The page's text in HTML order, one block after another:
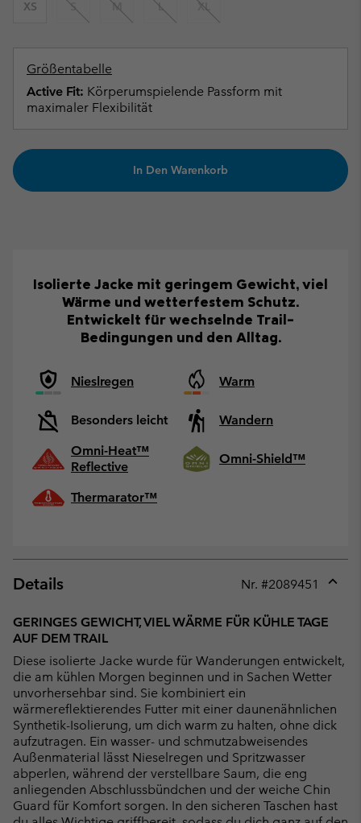
XS S M L XL
Größentabelle
Active Fit: Körperumspielende Passform mit
maximaler Flexibilität
In Den Warenkorb
Isolierte Jacke mit geringem Gewicht, viel
Wärme und wetterfestem Schutz.
Entwickelt für wechselnde Trail-
Bedingungen und den Alltag.
Nieslregen Warm
Besonders leicht
Wandern
Omni-Heat™
Reflective
Omni-Shield™
Thermarator™
Details Nr. #2089451
GERINGES GEWICHT, VIEL WÄRME FÜR KÜHLE TAGE
AUF DEM TRAIL
Diese isolierte Jacke wurde für Wanderungen entwickelt,
die am kühlen Morgen beginnen und in Sachen Wetter
unvorhersehbar sind. Sie kombiniert ein
wärmereflektierendes Futter mit einer daunenähnlichen
Synthetik-Isolierung, um dich warm zu halten, ohne dick
aufzutragen. Ein wasser- und schmutzabweisendes
Außenmaterial lässt Nieselregen und Spritzwasser
abperlen, während der verstellbare Saum, die eng
anliegenden Abschlussbündchen und der weiche Chin
Guard für Komfort sorgen. In den sicheren Taschen hast